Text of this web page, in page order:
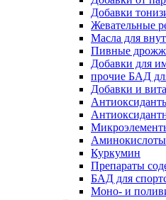
Добавки
Жевательные
Масла для
Пивные
Добавки для
прочие БАД
Добавки и
Аминокислоты
Куркумин
Препараты
БАД для
Моно- и